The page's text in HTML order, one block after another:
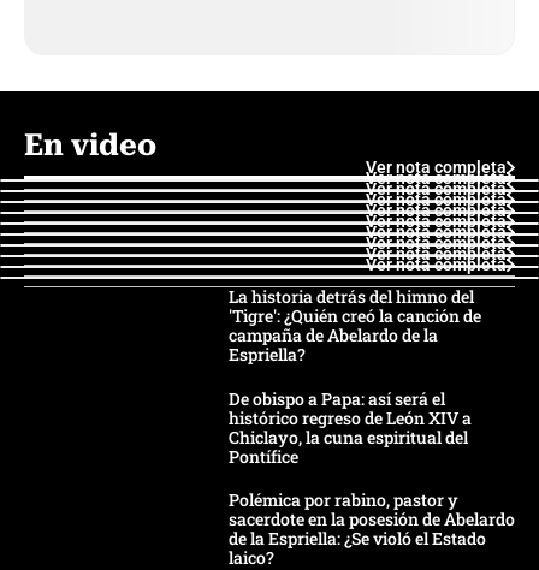
En video
Ver nota completa
Ver nota completa
Ver nota completa
Ver nota completa
Ver nota completa
Ver nota completa
Ver nota completa
Ver nota completa
Ver nota completa
Ver nota completa
La historia detrás del himno del
'Tigre': ¿Quién creó la canción de
campaña de Abelardo de la
Espriella?
De obispo a Papa: así será el
histórico regreso de León XIV a
Chiclayo, la cuna espiritual del
Pontífice
Polémica por rabino, pastor y
sacerdote en la posesión de Abelardo
de la Espriella: ¿Se violó el Estado
laico?